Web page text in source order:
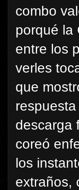
combo
porqué la
entre los
verles
que
descarga
coreó
los
extraños,